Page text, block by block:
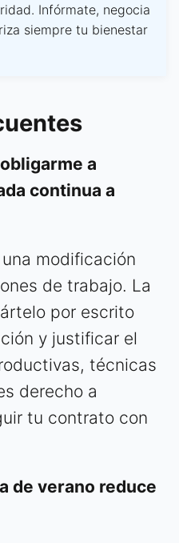
Infórmate, negocia
siempre tu bienestar
a
continua a
modificación
de trabajo. La
por escrito
y justificar el
técnicas
derecho a
tu contrato con
de verano reduce